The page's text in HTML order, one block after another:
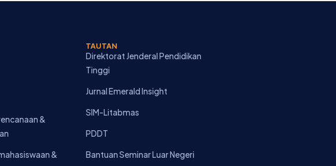
&
&
TAUTAN
Direktorat Jenderal Pendidikan
Tinggi
Jurnal Emerald Insight
SIM-Litabmas
PDDT
Bantuan Seminar Luar Negeri